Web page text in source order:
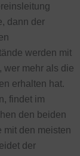
dann der
werden mit
wer mehr als die
erhalten hat.
findet im
den beiden
mit den meisten
der